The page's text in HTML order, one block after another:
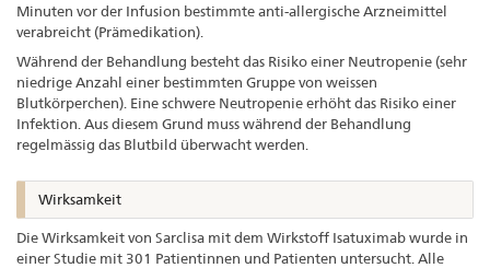
Minuten vor der Infusion bestimmte anti-allergische Arzneimittel
verabreicht (Prämedikation).
Während der Behandlung besteht das Risiko einer Neutropenie (sehr
niedrige Anzahl einer bestimmten Gruppe von weissen
Blutkörperchen). Eine schwere Neutropenie erhöht das Risiko einer
Infektion. Aus diesem Grund muss während der Behandlung
regelmässig das Blutbild überwacht werden.
Wirksamkeit
Die Wirksamkeit von Sarclisa mit dem Wirkstoff Isatuximab wurde in
einer Studie mit 301 Patientinnen und Patienten untersucht. Alle